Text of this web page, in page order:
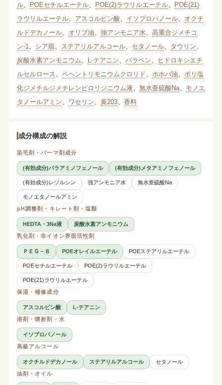
ル、 POEセチルエーテル、 POE(2)ラウリルエーテル、 POE(21)
ラウリルエーテル、 アスコルビン酸 イソプロパノール、 オクチ
ルドデカノール、 オリブ油 強アンモニア水
高重合ジメチコ
ン-1
シア脂、 ステアリルアルコール、 セタノール、 タウリン
炭酸水素アンモニウム
L-テアニン パラベン
ヒドロキシエチ
ルセルロース
ベヘントリモニウムクロリド ホホバ油
ポリ塩
化ジメチルジメチレンピロリジニウム液
無水亜硫酸Na、 モノエ
タノールアミン
ワセリン 黄203、 香料
成分構成の解説
染毛剤・パーマ剤成分
(有効成分)パラアミノフェノール (有効成分)メタアミノフェノール
(有効成分)レゾルシン 強アンモニア水 無水亜硫酸Na
モノエタノールアミン
pH調整剤・キレート剤・塩類
HEDTA・3Na液
炭酸水素アンモニウム
乳化剤・非イオン界面活性剤
ＰＥＧ－８ POEオレイルエーテル POEステアリルエーテル
POEセチルエーテル POE(2)ラウリルエーテル
POE(21)ラウリルエーテル
保湿・補修成分
アスコルビン酸
L-テアニン
溶剤・噴射剤・水
イソプロパノール
高級アルコール
オクチルドデカノール ステアリルアルコール
セタノール
油剤・オイル